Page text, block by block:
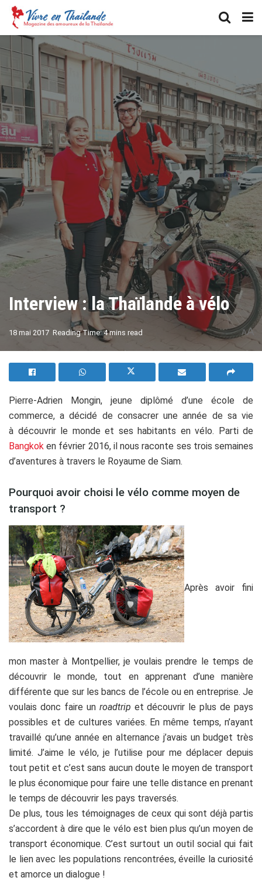
Interview : la Thaïlande à vélo
18 mai 2017 Reading Time: 4 mins read AA
Pierre-Adrien Mongin, jeune diplômé d’une école de
commerce, a décidé de consacrer une année de sa vie
à découvrir le monde et ses habitants en vélo. Parti de
Bangkok en février 2016, il nous raconte ses trois semaines
d’aventures à travers le Royaume de Siam.
Pourquoi avoir choisi le vélo comme moyen de
transport ?
Après avoir fini
mon master à Montpellier, je voulais prendre le temps de
découvrir le monde, tout en apprenant d’une manière
différente que sur les bancs de l’école ou en entreprise. Je
voulais donc faire un roadtrip et découvrir le plus de pays
possibles et de cultures variées. En même temps, n’ayant
travaillé qu’une année en alternance j’avais un budget très
limité. J’aime le vélo, je l’utilise pour me déplacer depuis
tout petit et c’est sans aucun doute le moyen de transport
le plus économique pour faire une telle distance en prenant
le temps de découvrir les pays traversés.
De plus, tous les témoignages de ceux qui sont déjà partis
s’accordent à dire que le vélo est bien plus qu’un moyen de
transport économique. C’est surtout un outil social qui fait
le lien avec les populations rencontrées, éveille la curiosité
et amorce un dialogue !